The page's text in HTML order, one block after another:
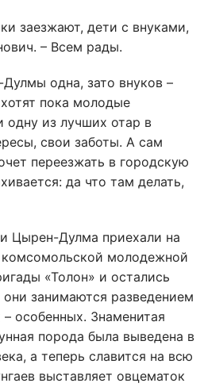
заезжают, дети с внуками,
– Всем рады.
одна, зато внуков –
пока молодые
одну из лучших отар в
свои заботы. А сам
переезжать в городскую
да что там делать,
Цырен-Дулма приехали на
комсомольской молодежной
«Толон» и остались
они занимаются разведением
особенных. Знаменитая
порода была выведена в
а теперь славится на всю
выставляет овцематок